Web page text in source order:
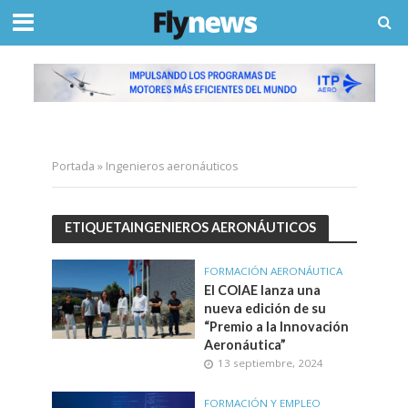
Portada » Ingenieros aeronáuticos
ETIQUETAINGENIEROS AERONÁUTICOS
FORMACIÓN AERONÁUTICA
El COIAE lanza una
nueva edición de su
“Premio a la Innovación
Aeronáutica”
13 septiembre, 2024
FORMACIÓN Y EMPLEO